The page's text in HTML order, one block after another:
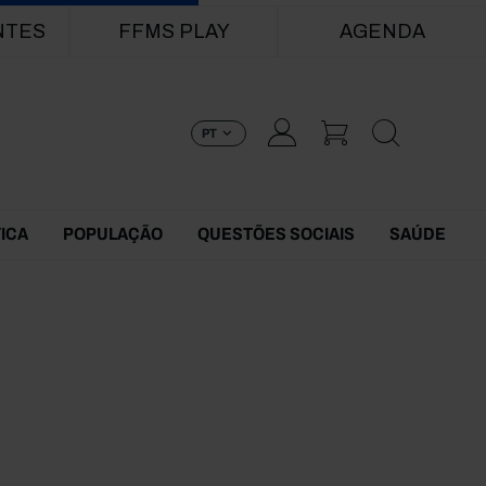
FFMS PLAY AGENDA
PT
POPULAÇÃO QUESTÕES SOCIAIS SAÚDE